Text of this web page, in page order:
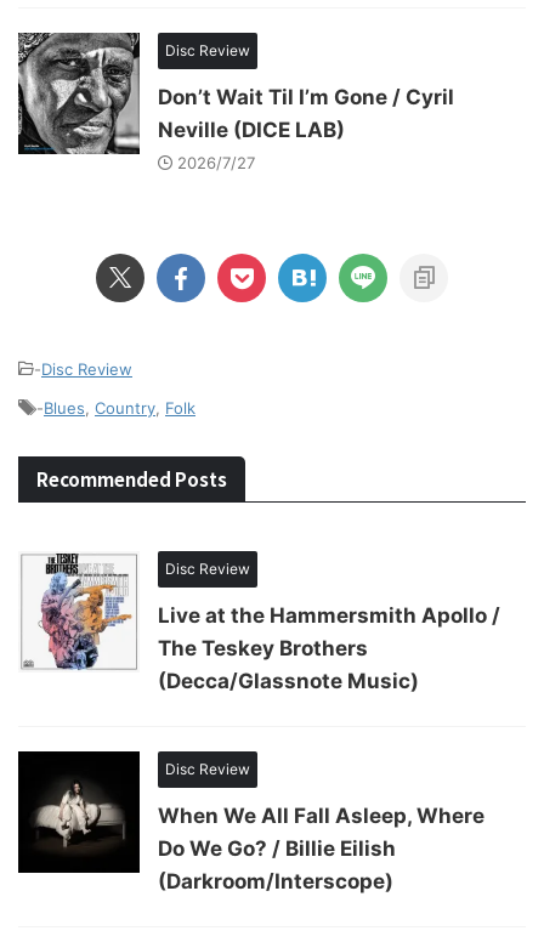
Disc Review
Don’t Wait Til I’m Gone / Cyril
Neville (DICE LAB)
2026/7/27
-Disc Review
-Blues, Country, Folk
Recommended Posts
Disc Review
Live at the Hammersmith Apollo /
The Teskey Brothers
(Decca/Glassnote Music)
Disc Review
When We All Fall Asleep, Where
Do We Go? / Billie Eilish
(Darkroom/‎Interscope)